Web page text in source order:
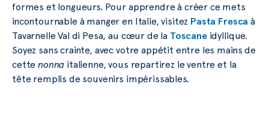
formes et longueurs. Pour apprendre à créer ce mets
incontournable à manger en Italie, visitez Pasta Fresca à
Tavarnelle Val di Pesa, au cœur de la Toscaneidyllique.
Soyez sans crainte, avec votre appétit entre les mains de
cettenonna italienne, vous repartirez le ventre et la
tête remplis de souvenirs impérissables.